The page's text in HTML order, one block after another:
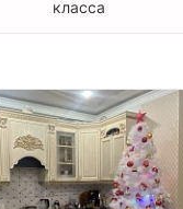
класса